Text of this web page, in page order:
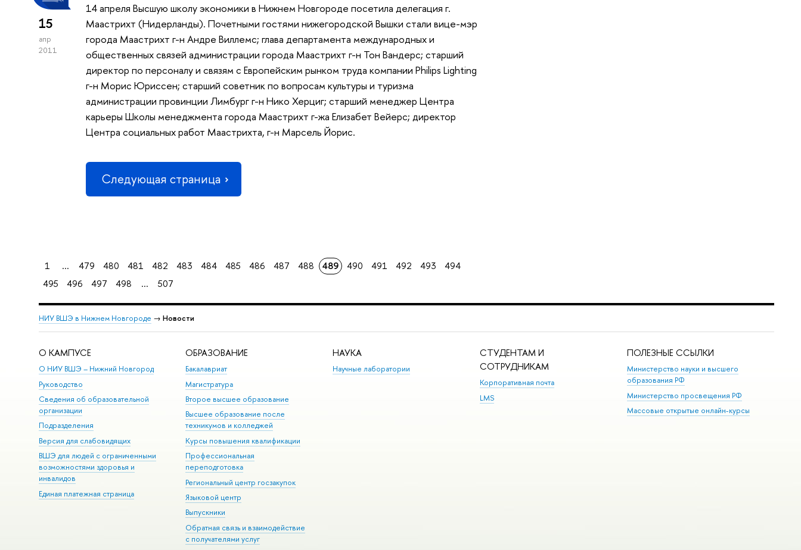
15
апр
2011
14 апреля Высшую школу экономики в Нижнем Новгороде посетила делегация г.
Маастрихт (Нидерланды). Почетными гостями нижегородской Вышки стали вице-мэр
города Маастрихт г-н Андре Виллемс; глава департамента международных и
общественных связей администрации города Маастрихт г-н Тон Вандерс; старший
директор по персоналу и связям с Европейским рынком труда компании Philips Lighting
г-н Морис Юриссен; старший советник по вопросам культуры и туризма
администрации провинции Лимбург г-н Нико Херциг; старший менеджер Центра
карьеры Школы менеджмента города Маастрихт г-жа Елизабет Вейерс; директор
Центра социальных работ Маастрихта, г-н Марсель Йорис.
Следующая страница
1 ... 479 480 481 482 483 484 485 486 487 488 489 490 491 492 493
494
495
496 497 498 ... 507
НИУ ВШЭ в Нижнем Новгороде → Новости
О КАМПУСЕ
О НИУ ВШЭ – Нижний Новгород
Руководство
Сведения об образовательной
организации
Подразделения
Версия для слабовидящих
ВШЭ для людей с ограниченными
возможностями здоровья и
инвалидов
Единая платежная страница
ОБРАЗОВАНИЕ
Бакалавриат
Магистратура
Второе высшее образование
Высшее образование после
техникумов и колледжей
Курсы повышения квалификации
Профессиональная
переподготовка
Региональный центр госзакупок
Языковой центр
Выпускники
Обратная связь и взаимодействие
с получателями услуг
НАУКА
Научные лаборатории
СТУДЕНТАМ И
СОТРУДНИКАМ
Корпоративная почта
LMS
ПОЛЕЗНЫЕ ССЫЛКИ
Министерство науки и высшего
образования РФ
Министерство просвещения РФ
Массовые открытые онлайн-курсы